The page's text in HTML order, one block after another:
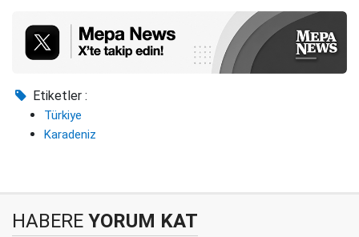
Etiketler :
Türkiye
Karadeniz
HABERE YORUM KAT